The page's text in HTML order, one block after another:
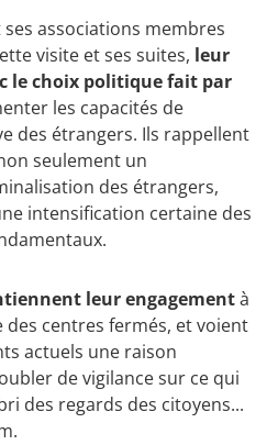
associations membres
visite et ses suites, leur
le choix politique fait par
les capacités de
des étrangers. Ils rappellent
seulement un
des étrangers,
intensification certaine des
leur engagementà
des centres fermés, et voient
actuels une raison
de vigilance sur ce qui
des regards des citoyens...